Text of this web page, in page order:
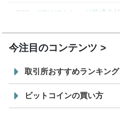
7/29
SBI VCトレード株式会社
今注目のコンテンツ
取引所おすすめランキング
ビットコインの買い方